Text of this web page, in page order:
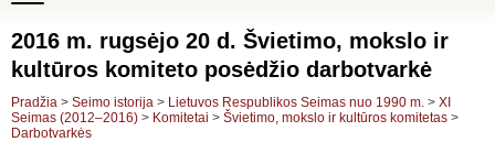
2016 m. rugsėjo 20 d. Švietimo, mokslo ir
kultūros komiteto posėdžio darbotvarkė
Pradžia > Seimo istorija > Lietuvos Respublikos Seimas nuo 1990 m. > XI
Seimas (2012–2016) > Komitetai > Švietimo, mokslo ir kultūros komitetas >
Darbotvarkės